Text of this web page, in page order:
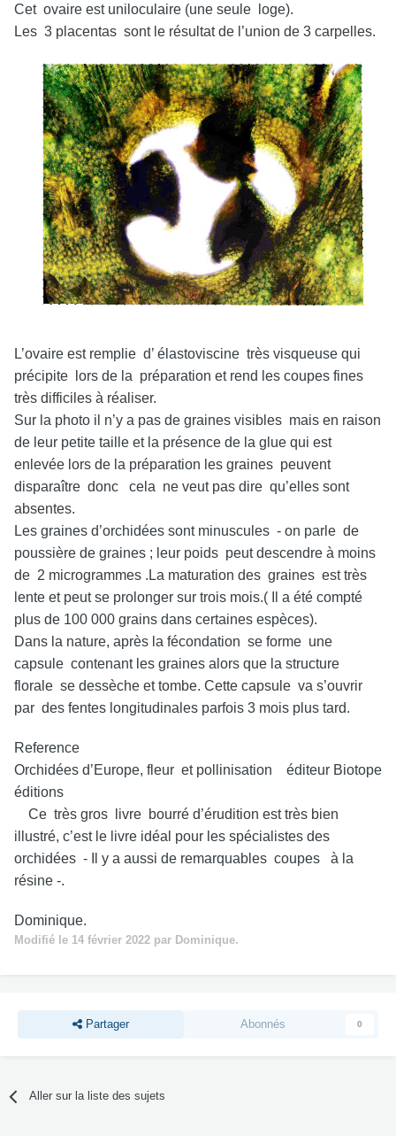
Cet ovaire est uniloculaire (une seule loge).
Les 3 placentas sont le résultat de l’union de 3 carpelles.
L’ovaire est remplie d’ élastoviscine très visqueuse qui
précipite lors de la préparation et rend les coupes fines
très difficiles à réaliser.
Sur la photo il n’y a pas de graines visibles mais en raison
de leur petite taille et la présence de la glue qui est
enlevée lors de la préparation les graines peuvent
disparaître donc cela ne veut pas dire qu’elles sont
absentes.
Les graines d’orchidées sont minuscules - on parle de
poussière de graines ; leur poids peut descendre à moins
de 2 microgrammes .La maturation des graines est très
lente et peut se prolonger sur trois mois.(
Il a été compté
plus de 100 000 grains dans certaines espèces).
Dans la nature, après la fécondation se forme une
capsule contenant les graines alors que la structure
florale se dessèche et tombe. Cette capsule va s’ouvrir
par des fentes longitudinales parfois 3 mois plus tard.
Reference
Orchidées d’Europe, fleur et pollinisation éditeur Biotope
éditions
Ce très gros livre bourré d’érudition est très bien
illustré, c’est le livre idéal pour les spécialistes des
orchidées - Il y a aussi de remarquables coupes à la
résine -.
Dominique.
Modifié le 14 février 2022 par Dominique.
Partager Abonnés 0
Aller sur la liste des sujets